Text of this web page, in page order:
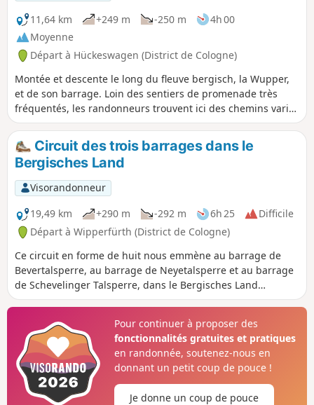
11,64 km +249 m -250 m
4h 00
Moyenne
Départ à Hückeswagen (District de Cologne)
Montée et descente le long du fleuve bergisch, la Wupper,
et de son barrage. Loin des sentiers de promenade très
fréquentés, les randonneurs trouvent ici des chemins variés
et idylliques. Il y a des chemins confortables le long de la
rive et dans la forêt, ainsi que des sentiers étroits et parfois
escarpés. Les montées et les descentes demandent un peu
de condition physique. Avant ou après la randonnée, ne
manquez pas de faire un tour dans le centre historique de
Hückeswagen avec ses maisons en ardoise et à colombages
typiques de la région bergische Land et son imposant
château comtal.
Circuit des trois barrages dans le
Bergisches Land
Visorandonneur
19,49 km
+290 m -292 m 6h 25
Difficile
Départ à Wipperfürth (District de Cologne)
Ce circuit en forme de huit nous emmène au barrage de
Bevertalsperre, au barrage de Neyetalsperre et au barrage
de Schevelinger Talsperre, dans le Bergisches Land
légèrement vallonné. Le Bergisches Land se caractérise par
colombages recouvertes de schiste. Les trois barrages et
l'étang du moulin Wasserfuhr sont reliés entre eux par un
système de galeries et forment ensemble le « Bever-Block ».
Celui-ci sert à contrôler et à acheminer l'excédent d'eau vers
la Wupper en fonction des besoins.
Pour continuer à proposer des
fonctionnalités gratuites et pratiques
en randonnée, soutenez-nous en
donnant un petit coup de pouce !
Je donne un coup de pouce